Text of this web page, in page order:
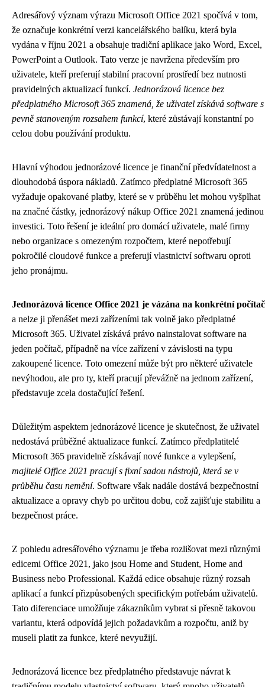
Adresářový význam výrazu Microsoft Office 2021 spočívá v tom,
že označuje konkrétní verzi kancelářského balíku, která byla
vydána v říjnu 2021 a obsahuje tradiční aplikace jako Word, Excel,
PowerPoint a Outlook. Tato verze je navržena především pro
uživatele, kteří preferují stabilní pracovní prostředí bez nutnosti
pravidelných aktualizací funkcí. Jednorázová licence bez
předplatného Microsoft 365 znamená, že uživatel získává software s
pevně stanoveným rozsahem funkcí, které zůstávají konstantní po
celou dobu používání produktu.
Hlavní výhodou jednorázové licence je finanční předvídatelnost a
dlouhodobá úspora nákladů. Zatímco předplatné Microsoft 365
vyžaduje opakované platby, které se v průběhu let mohou vyšplhat
na značné částky, jednorázový nákup Office 2021 znamená jedinou
investici. Toto řešení je ideální pro domácí uživatele, malé firmy
nebo organizace s omezeným rozpočtem, které nepotřebují
pokročilé cloudové funkce a preferují vlastnictví softwaru oproti
jeho pronájmu.
Jednorázová licence Office 2021 je vázána na konkrétní počítač
a nelze ji přenášet mezi zařízeními tak volně jako předplatné
Microsoft 365. Uživatel získává právo nainstalovat software na
jeden počítač, případně na více zařízení v závislosti na typu
zakoupené licence. Toto omezení může být pro některé uživatele
nevýhodou, ale pro ty, kteří pracují převážně na jednom zařízení,
představuje zcela dostačující řešení.
Důležitým aspektem jednorázové licence je skutečnost, že uživatel
nedostává průběžné aktualizace funkcí. Zatímco předplatitelé
Microsoft 365 pravidelně získávají nové funkce a vylepšení,
majitelé Office 2021 pracují s fixní sadou nástrojů, která se v
průběhu času nemění. Software však nadále dostává bezpečnostní
aktualizace a opravy chyb po určitou dobu, což zajišťuje stabilitu a
bezpečnost práce.
Z pohledu adresářového významu je třeba rozlišovat mezi různými
edicemi Office 2021, jako jsou Home and Student, Home and
Business nebo Professional. Každá edice obsahuje různý rozsah
aplikací a funkcí přizpůsobených specifickým potřebám uživatelů.
Tato diferenciace umožňuje zákazníkům vybrat si přesně takovou
variantu, která odpovídá jejich požadavkům a rozpočtu, aniž by
museli platit za funkce, které nevyužijí.
Jednorázová licence bez předplatného představuje návrat k